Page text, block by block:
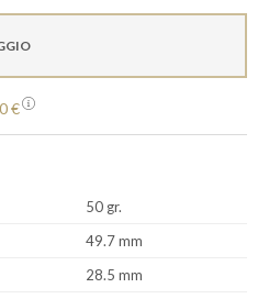
€
50 gr.
49.7 mm
28.5 mm